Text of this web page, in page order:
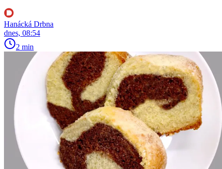
Hanácká Drbna
dnes, 08:54
2 min